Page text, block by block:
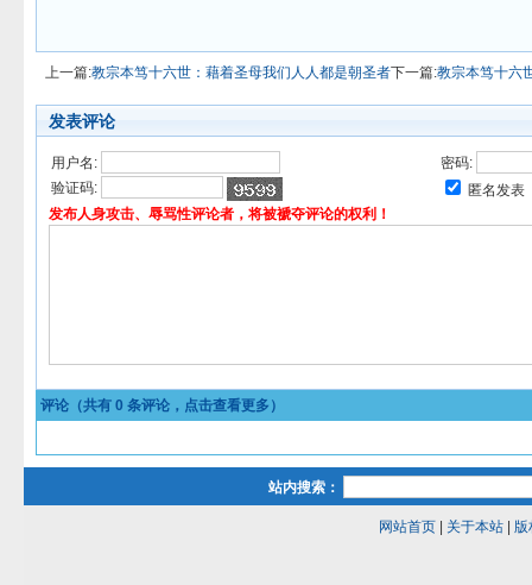
上一篇:教宗本笃十六世：藉着圣母我们人人都是朝圣者下一篇:教宗本笃十六
发表评论
用户名:
密码:
验证码:
匿名发表
发布人身攻击、辱骂性评论者，将被褫夺评论的权利！
评论（共有 0 条评论，点击查看更多）
站内搜索：
网站首页| 关于本站| 版